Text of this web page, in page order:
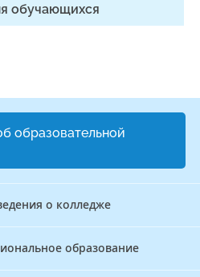
обучающихся
образовательной
о колледже
образование